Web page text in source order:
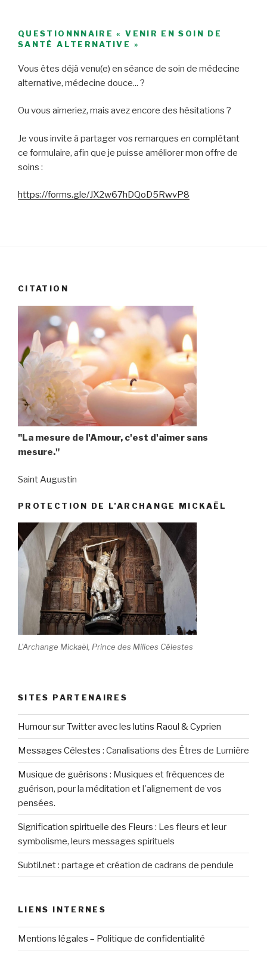
QUESTIONNNAIRE « VENIR EN SOIN DE
SANTÉ ALTERNATIVE »
Vous êtes déjà venu(e) en séance de soin de médecine
alternative, médecine douce... ?
Ou vous aimeriez, mais avez encore des hésitations ?
Je vous invite à partager vos remarques en complétant
ce formulaire, afin que je puisse améliorer mon offre de
soins :
https://forms.gle/JX2w67hDQoD5RwvP8
CITATION
"La mesure de l'Amour, c'est d'aimer sans
mesure."
Saint Augustin
PROTECTION DE L’ARCHANGE MICKAËL
L'Archange Mickaël, Prince des Milices Célestes
SITES PARTENAIRES
Humour sur Twitter avec les lutins Raoul & Cyprien
Messages Célestes : Canalisations des Êtres de Lumière
Musique de guérisons : Musiques et fréquences de
guérison, pour la méditation et l'alignement de vos
pensées.
Signification spirituelle des Fleurs : Les fleurs et leur
symbolisme, leurs messages spirituels
Subtil.net: partage et création de cadrans de pendule
LIENS INTERNES
Mentions légales – Politique de confidentialité